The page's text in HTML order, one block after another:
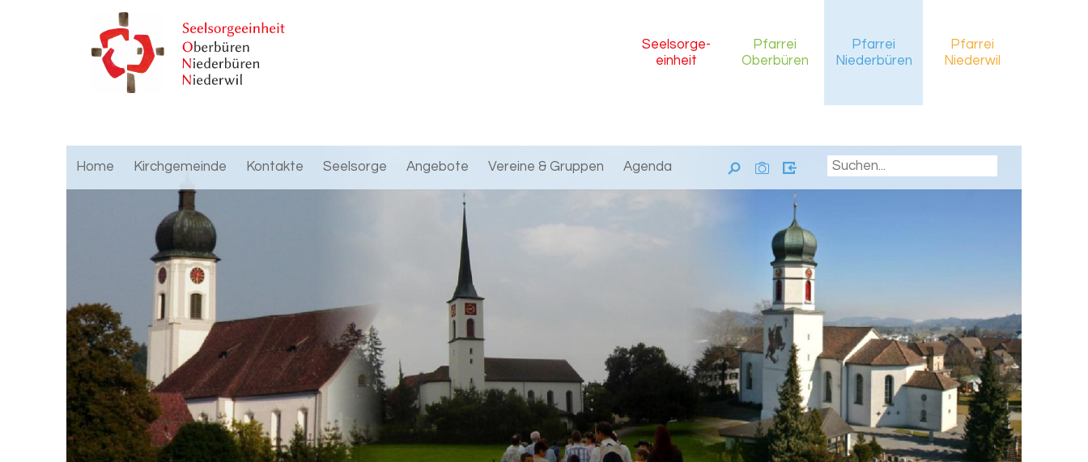
Seelsorge-
einheit
Pfarrei
Oberbüren
Pfarrei
Niederbüren
Pfarrei
Niederwil
Home Kirchgemeinde Kontakte Seelsorge Angebote Vereine & Gruppen Agenda